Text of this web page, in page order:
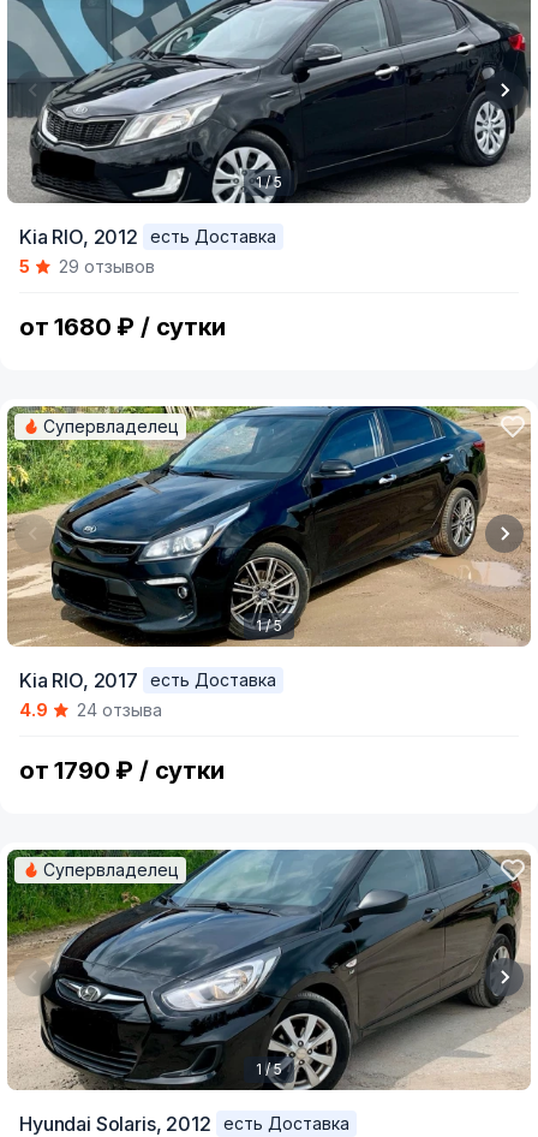
of
1 / 5
Kia RIO, 2012
есть Доставка
5
29 отзывов
от 1680 ₽ / сутки
of
Супервладелец
1 / 5
Kia RIO, 2017
есть Доставка
4.9
24 отзыва
от 1790 ₽ / сутки
Супервладелец
1 / 5
Hyundai Solaris, 2012
есть Доставка